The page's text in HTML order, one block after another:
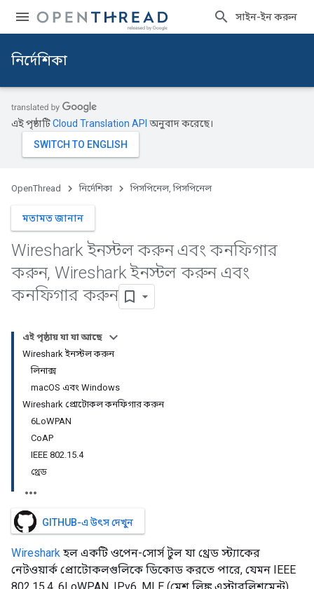
সাইন-ইন করুন
নির্দেশিকা
এই পৃষ্ঠাটিCloud Translation API অনুবাদ করেছে।
OpenThread নির্দেশিকা পিসপিনেল, পিসপিনেল
মতামত জানান
Wireshark ইনস্টল করুন এবং কনফিগার
করুন, Wireshark ইনস্টল করুন এবং
কনফিগার করুন
এই পৃষ্ঠায় যা যা আছে
Wireshark ইনস্টল করুন
লিনাক্স
macOS এবং Windows
Wireshark প্রোটোকল কনফিগার করুন
6LoWPAN
CoAP
IEEE 802.15.4
থ্রেড
GITHUB-এ উৎস দেখুন
Wireshark হল একটি ওপেন-সোর্স টুল যা থ্রেড স্ট্যাকের
নেটওয়ার্ক প্রোটোকলগুলিকে ডিকোড করতে পারে, যেমন IEEE